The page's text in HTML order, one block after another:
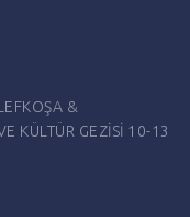
&
KÜLTÜR GEZİSİ 10-13